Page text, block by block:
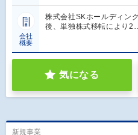
会社
概要
株式会社SKホールディン
後、単独株式移転により
気になる
新規事業